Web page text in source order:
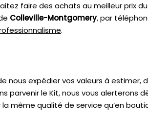
faire des achats au meilleur prix
Colleville-Montgomery, par
.
nous expédier vos valeurs à estimer,
parvenir le Kit, nous vous alerterons
même qualité de service qu’en